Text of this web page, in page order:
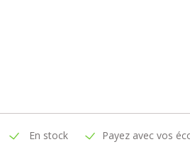
En stock Payez avec vos